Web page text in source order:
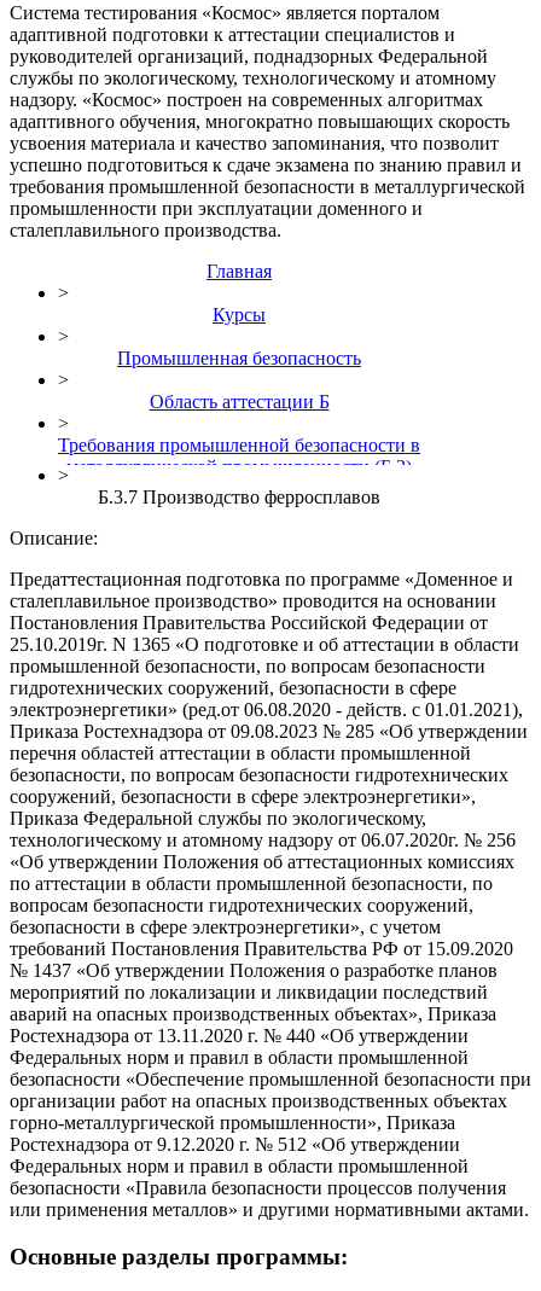
Система тестирования «Космос» является порталом
адаптивной подготовки к аттестации специалистов и
руководителей организаций, поднадзорных Федеральной
службы по экологическому, технологическому и атомному
надзору. «Космос» построен на современных алгоритмах
адаптивного обучения, многократно повышающих скорость
усвоения материала и качество запоминания, что позволит
успешно подготовиться к сдаче экзамена по знанию правил и
требования промышленной безопасности в металлургической
промышленности при эксплуатации доменного и
сталеплавильного производства.
Главная
>
Курсы
>
Промышленная безопасность
>
Область аттестации Б
>
Требования промышленной безопасности в
металлургической промышленности (Б.3)
>
Б.3.7 Производство ферросплавов
Описание:
Предаттестационная подготовка по программе «Доменное и
сталеплавильное производство» проводится на основании
Постановления Правительства Российской Федерации от
25.10.2019г. N 1365 «О подготовке и об аттестации в области
промышленной безопасности, по вопросам безопасности
гидротехнических сооружений, безопасности в сфере
электроэнергетики» (ред.от 06.08.2020 - действ. с 01.01.2021),
Приказа Ростехнадзора от 09.08.2023 № 285 «Об утверждении
перечня областей аттестации в области промышленной
безопасности, по вопросам безопасности гидротехнических
сооружений, безопасности в сфере электроэнергетики»,
Приказа Федеральной службы по экологическому,
технологическому и атомному надзору от 06.07.2020г. № 256
«Об утверждении Положения об аттестационных комиссиях
по аттестации в области промышленной безопасности, по
вопросам безопасности гидротехнических сооружений,
безопасности в сфере электроэнергетики», с учетом
требований Постановления Правительства РФ от 15.09.2020
№ 1437 «Об утверждении Положения о разработке планов
мероприятий по локализации и ликвидации последствий
аварий на опасных производственных объектах», Приказа
Ростехнадзора от 13.11.2020 г. № 440 «Об утверждении
Федеральных норм и правил в области промышленной
безопасности «Обеспечение промышленной безопасности при
организации работ на опасных производственных объектах
горно-металлургической промышленности», Приказа
Ростехнадзора от 9.12.2020 г. № 512 «Об утверждении
Федеральных норм и правил в области промышленной
безопасности «Правила безопасности процессов получения
или применения металлов» и другими нормативными актами.
Основные разделы программы: